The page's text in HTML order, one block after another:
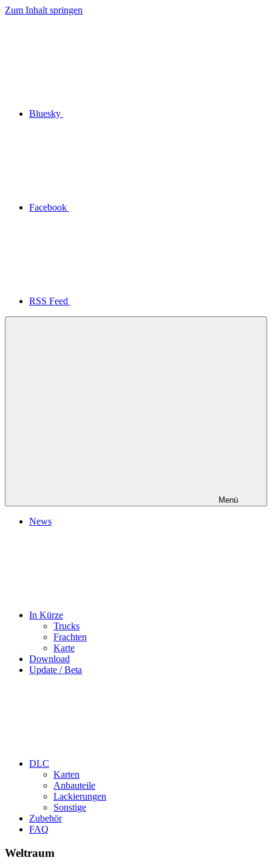
Zum Inhalt springen
Bluesky
Facebook
RSS Feed
Menü
News
In Kürze
Trucks
Frachten
Karte
Download
Update / Beta
DLC
Karten
Anbauteile
Lackierungen
Sonstige
Zubehör
FAQ
Weltraum